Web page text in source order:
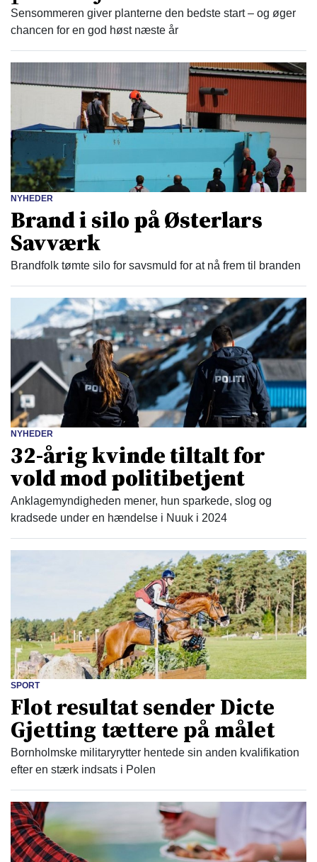
Sensommeren giver planterne den bedste start – og øger
chancen for en god høst næste år
NYHEDER
Brand i silo på Østerlars
Savværk
Brandfolk tømte silo for savsmuld for at nå frem til branden
NYHEDER
32-årig kvinde tiltalt for
vold mod politibetjent
Anklagemyndigheden mener, hun sparkede, slog og
kradsede under en hændelse i Nuuk i 2024
SPORT
Flot resultat sender Dicte
Gjetting tættere på målet
Bornholmske militaryrytter hentede sin anden kvalifikation
efter en stærk indsats i Polen